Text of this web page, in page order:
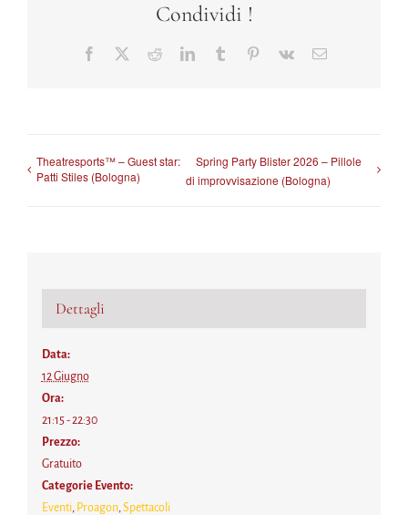
Condividi !
Facebook RedditLinkedInTumblr Pinterest
Vk Email
Theatresports™ – Guest star:
Patti Stiles (Bologna)
Spring Party Blister 2026 – Pillole
di improvvisazione (Bologna)
Dettagli
Data:
12 Giugno
Ora:
21:15 - 22:30
Prezzo:
Gratuito
Categorie Evento:
Eventi, Proagon, Spettacoli